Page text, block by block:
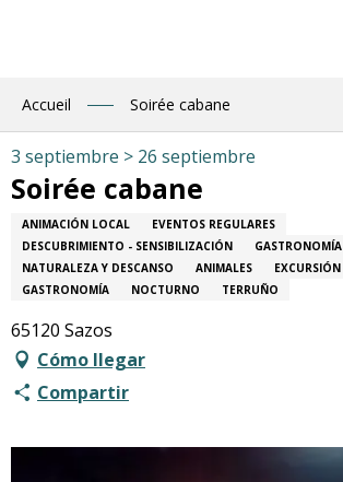
Accueil Soirée cabane
3 septiembre > 26 septiembre
Soirée cabane
ANIMACIÓN LOCAL
EVENTOS REGULARES
DESCUBRIMIENTO - SENSIBILIZACIÓN
GASTRONOMÍA
NATURALEZA Y DESCANSO
ANIMALES EXCURSIÓN
GASTRONOMÍA
NOCTURNO TERRUÑO
65120 Sazos
Cómo llegar
Compartir